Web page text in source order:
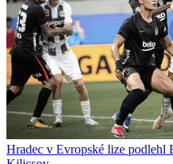
Hradec v Evropské lize podlehl